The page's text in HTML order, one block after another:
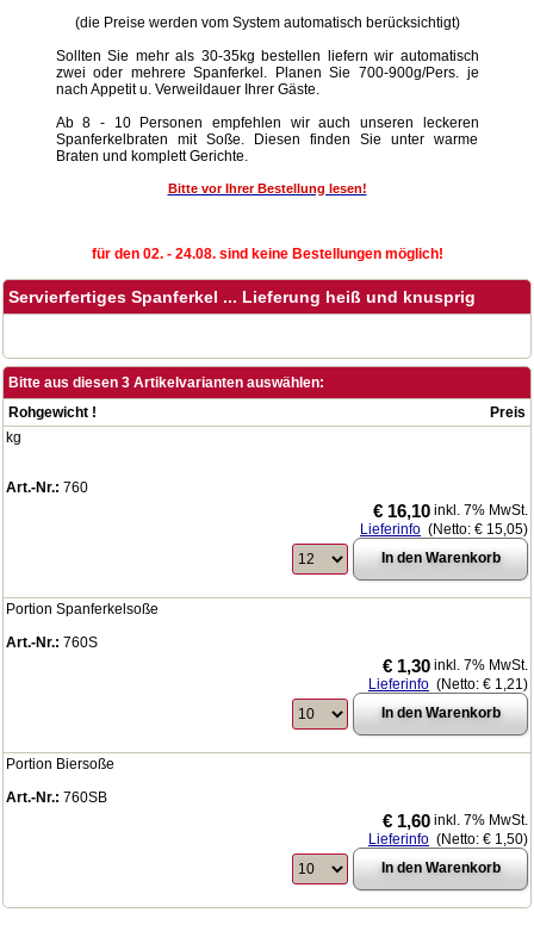
(die Preise werden vom System automatisch berücksichtigt)
Sollten Sie mehr als 30-35kg bestellen liefern wir automatisch
zwei oder mehrere Spanferkel. Planen Sie 700-900g/Pers. je
nach Appetit u. Verweildauer Ihrer Gäste.
Ab 8 - 10 Personen empfehlen wir auch unseren leckeren
Spanferkelbraten mit Soße. Diesen finden Sie unter warme
Braten und komplett Gerichte.
Bitte vor Ihrer Bestellung lesen!
für den 02. - 24.08. sind keine Bestellungen möglich!
Servierfertiges Spanferkel ... Lieferung heiß und knusprig
Bitte aus diesen 3 Artikelvarianten auswählen:
Rohgewicht !
Preis
kg
Art.-Nr.: 760
€ 16,10 inkl. 7% MwSt.
Lieferinfo (Netto: € 15,05)
Portion Spanferkelsoße
Art.-Nr.: 760S
€ 1,30 inkl. 7% MwSt.
Lieferinfo (Netto: € 1,21)
Portion Biersoße
Art.-Nr.: 760SB
€ 1,60 inkl. 7% MwSt.
Lieferinfo (Netto: € 1,50)